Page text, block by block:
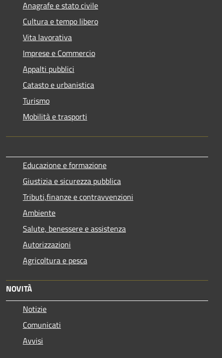
Anagrafe e stato civile
Cultura e tempo libero
Vita lavorativa
Imprese e Commercio
Appalti pubblici
Catasto e urbanistica
Turismo
Mobilità e trasporti
Educazione e formazione
Giustizia e sicurezza pubblica
Tributi,finanze e contravvenzioni
Ambiente
Salute, benessere e assistenza
Autorizzazioni
Agricoltura e pesca
NOVITÀ
Notizie
Comunicati
Avvisi